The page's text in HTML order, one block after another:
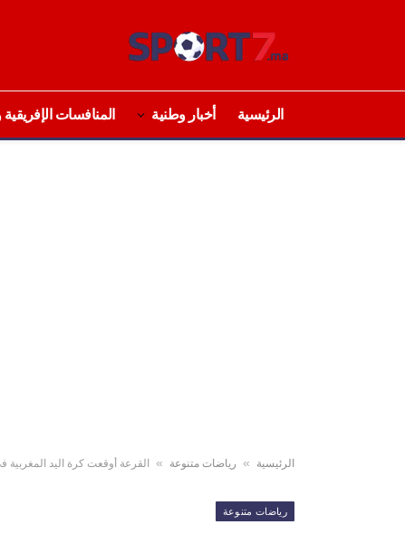
الرئيسية أخبار وطنية المنافسات الإفريقية
الرئيسية » رياضات متنوعة » القرعة أوقعت كرة اليد المغربية
رياضات متنوعة